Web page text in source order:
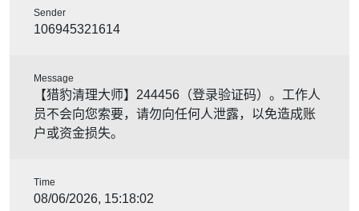
Sender
106945321614
Message
【猎豹清理大师】244456（登录验证码）。工作人
员不会向您索要，请勿向任何人泄露，以免造成账
户或资金损失。
Time
08/06/2026, 15:18:02